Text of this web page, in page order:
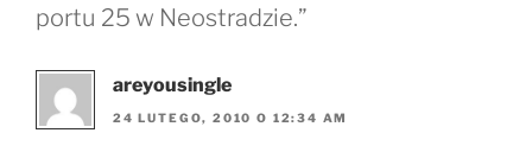
portu 25 w Neostradzie.”
areyousingle
24 LUTEGO, 2010 O 12:34 AM